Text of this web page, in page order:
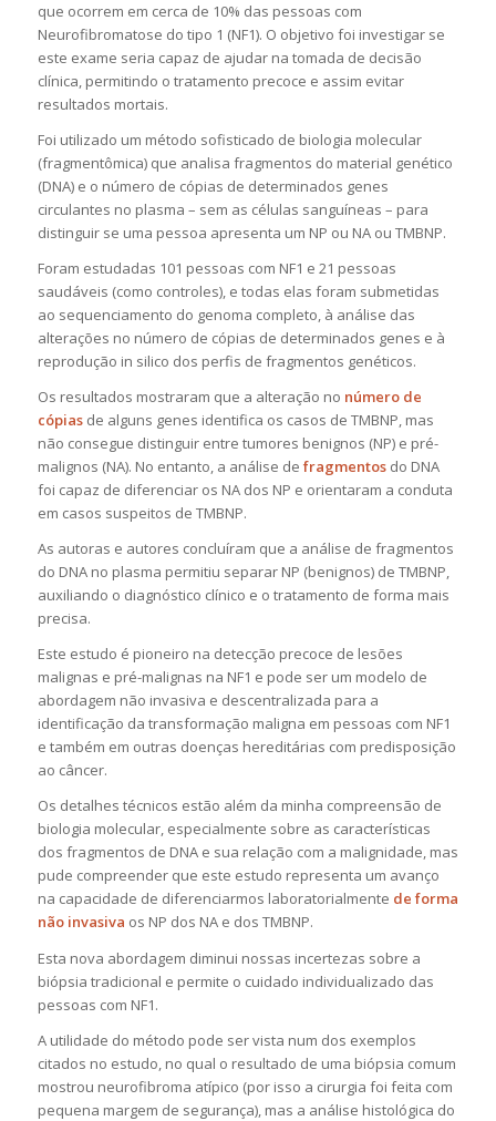
que ocorrem em cerca de 10% das pessoas com
Neurofibromatose do tipo 1 (NF1). O objetivo foi investigar se
este exame seria capaz de ajudar na tomada de decisão
clínica, permitindo o tratamento precoce e assim evitar
resultados mortais.
Foi utilizado um método sofisticado de biologia molecular
(fragmentômica) que analisa fragmentos do material genético
(DNA) e o número de cópias de determinados genes
circulantes no plasma – sem as células sanguíneas – para
distinguir se uma pessoa apresenta um NP ou NA ou TMBNP.
Foram estudadas 101 pessoas com NF1 e 21 pessoas
saudáveis (como controles), e todas elas foram submetidas
ao sequenciamento do genoma completo, à análise das
alterações no número de cópias de determinados genes e à
reprodução in silico dos perfis de fragmentos genéticos.
Os resultados mostraram que a alteração no número de
cópiasde alguns genes identifica os casos de TMBNP, mas
não consegue distinguir entre tumores benignos (NP) e pré-
malignos (NA). No entanto, a análise de fragmentosdo DNA
foi capaz de diferenciar os NA dos NP e orientaram a conduta
em casos suspeitos de TMBNP.
As autoras e autores concluíram que a análise de fragmentos
do DNA no plasma permitiu separar NP (benignos) de TMBNP,
auxiliando o diagnóstico clínico e o tratamento de forma mais
precisa.
Este estudo é pioneiro na detecção precoce de lesões
malignas e pré-malignas na NF1 e pode ser um modelo de
abordagem não invasiva e descentralizada para a
identificação da transformação maligna em pessoas com NF1
e também em outras doenças hereditárias com predisposição
ao câncer.
Os detalhes técnicos estão além da minha compreensão de
biologia molecular, especialmente sobre as características
dos fragmentos de DNA e sua relação com a malignidade, mas
pude compreender que este estudo representa um avanço
na capacidade de diferenciarmos laboratorialmente de forma
não invasiva os NP dos NA e dos TMBNP.
Esta nova abordagem diminui nossas incertezas sobre a
biópsia tradicional e permite o cuidado individualizado das
pessoas com NF1.
A utilidade do método pode ser vista num dos exemplos
citados no estudo, no qual o resultado de uma biópsia comum
mostrou neurofibroma atípico (por isso a cirurgia foi feita com
pequena margem de segurança), mas a análise histológica do